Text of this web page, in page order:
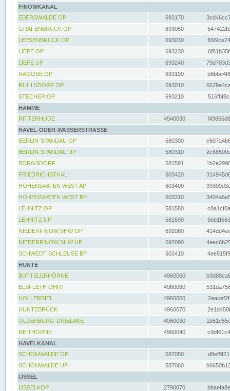
FINOWKANAL
EBERSWALDE OP
693170
GRAFENBRÜCK OP
693050
LEESENBRÜCK OP
693030
LIEPE OP
693230
LIEPE UP
693240
RAGÖSE OP
693190
RUHLSDORF OP
693010
STECHER OP
693210
HAMME
RITTERHUDE
4940030
HAVEL-ODER-WASSERSTRASSE
BERLIN-SPANDAU OP
580300
BERLIN-SPANDAU UP
580310
BORGSDORF
581591
FRIEDRICHSTHAL
603420
HOHENSAATEN WEST AP
603400
HOHENSAATEN WEST BP
603310
LEHNITZ OP
581580
LEHNITZ UP
581590
NIEDERFINOW SHW OP
692080
NIEDERFINOW SHW UP
692090
SCHWEDT SCHLEUSE BP
603410
HUNTE
BUTTELERHÖRNE
4960060
ELSFLETH OHRT
4960080
HOLLERSIEL
4960050
HUNTEBRÜCK
4960070
OLDENBURG-DRIELAKE
4960030
REITHÖRNE
4960040
HAVELKANAL
SCHÖNWALDE OP
587050
SCHÖNWALDE UP
587060
IJSSEL
IJSSELKOP
2790070